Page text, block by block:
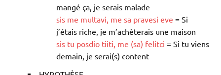
mangé ça, je serais malade
sis me multavi me sa pravesi eve = Si
j’étais riche, je m’achèterais une maison
sis tu posdio tiiti me (sa) felitci = Si tu viens
demain, je serai(s) content